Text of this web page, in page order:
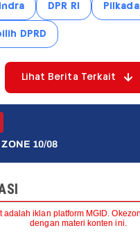
DPR RI Pilkada
DPRD
Lihat Berita Terkait
10/08